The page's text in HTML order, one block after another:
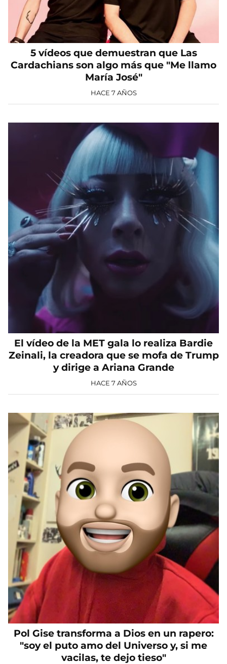
5 vídeos que demuestran que Las
Cardachians son algo más que "Me llamo
María José"
HACE 7 AÑOS
El vídeo de la MET gala lo realiza Bardie
Zeinali, la creadora que se mofa de Trump
y dirige a Ariana Grande
HACE 7 AÑOS
Pol Gise transforma a Dios en un rapero:
"soy el puto amo del Universo y, si me
vacilas, te dejo tieso"